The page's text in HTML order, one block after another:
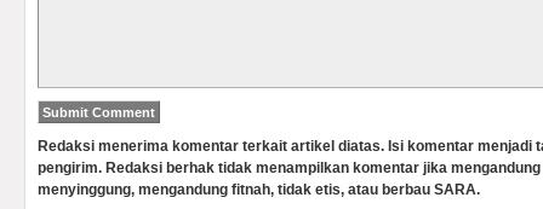
Redaksi menerima komentar terkait artikel diatas. Isi komentar menjadi
pengirim. Redaksi berhak tidak menampilkan komentar jika
menyinggung, mengandung fitnah, tidak etis, atau berbau SARA.